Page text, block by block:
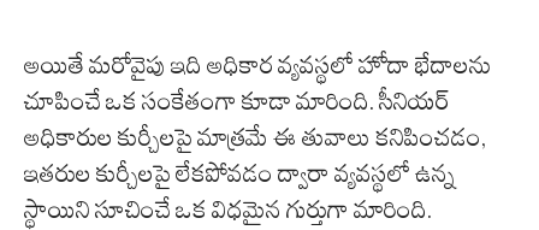
అయితే మరోవైపు ఇది అధికార వ్యవస్థలో హోదా భేదాలను
చూపించే ఒక సంకేతంగా కూడా మారింది. సీనియర్
అధికారుల కుర్చీలపై మాత్రమే ఈ తువాలు కనిపించడం,
ఇతరుల కుర్చీలపై లేకపోవడం ద్వారా వ్యవస్థలో ఉన్న
స్థాయిని సూచించే ఒక విధమైన గుర్తుగా మారింది.